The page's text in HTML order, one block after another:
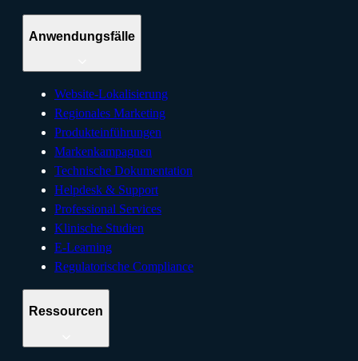
Anwendungsfälle
Website-Lokalisierung
Regionales Marketing
Produkteinführungen
Markenkampagnen
Technische Dokumentation
Helpdesk & Support
Professional Services
Klinische Studien
E-Learning
Regulatorische Compliance
Ressourcen